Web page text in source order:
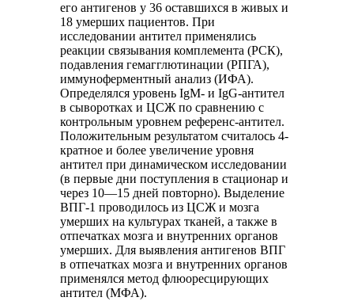
его антигенов у 36 оставшихся в живых и
18 умерших пациентов. При
исследовании антител применялись
реакции связывания комплемента (РСК),
подавления гемагглютинации (РПГА),
иммуноферментный анализ (ИФА).
Определялся уровень IgM- и IgG-антител
в сыворотках и ЦСЖ по сравнению с
контрольным уровнем референс-антител.
Положительным результатом считалось 4-
кратное и более увеличение уровня
антител при динамическом исследовании
(в первые дни поступления в стационар и
через 10—15 дней повторно). Выделение
ВПГ-1 проводилось из ЦСЖ и мозга
умерших на культурах тканей, а также в
отпечатках мозга и внутренних органов
умерших. Для выявления антигенов ВПГ
в отпечатках мозга и внутренних органов
применялся метод флюоресцирующих
антител (МФА).